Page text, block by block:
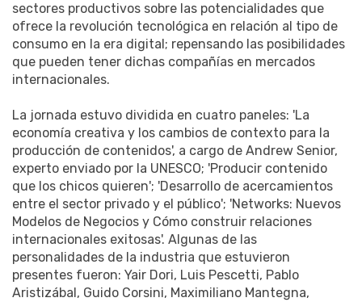
sectores productivos sobre las potencialidades que
ofrece la revolución tecnológica en relación al tipo de
consumo en la era digital; repensando las posibilidades
que pueden tener dichas compañías en mercados
internacionales.
La jornada estuvo dividida en cuatro paneles: 'La
economía creativa y los cambios de contexto para la
producción de contenidos', a cargo de Andrew Senior,
experto enviado por la UNESCO; 'Producir contenido
que los chicos quieren'; 'Desarrollo de acercamientos
entre el sector privado y el público'; 'Networks: Nuevos
Modelos de Negocios y Cómo construir relaciones
internacionales exitosas'. Algunas de las
personalidades de la industria que estuvieron
presentes fueron: Yair Dori, Luis Pescetti, Pablo
Aristizábal, Guido Corsini, Maximiliano Mantegna,